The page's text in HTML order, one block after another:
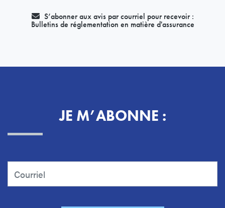
S’abonner aux avis par courriel pour recevoir :
Bulletins de réglementation en matière d'assurance
JE M’ABONNE :